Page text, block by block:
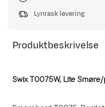
Lynrask levering
Produktbeskrivelse
Swix T0075W, Lite